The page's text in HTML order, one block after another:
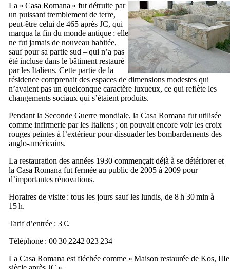
La « Casa Romana » fut détruite par
un puissant tremblement de terre,
peut-être celui de 465 après JC, qui
marqua la fin du monde antique ; elle
ne fut jamais de nouveau habitée,
sauf pour sa partie sud – qui n’a pas
été incluse dans le bâtiment restauré
par les Italiens. Cette partie de la
résidence comprenait des espaces de dimensions modestes qui
n’avaient pas un quelconque caractère luxueux, ce qui reflète les
changements sociaux qui s’étaient produits.
Pendant la Seconde Guerre mondiale, la Casa Romana fut utilisée
comme infirmerie par les Italiens ; on pouvait encore voir les croix
rouges peintes à l’extérieur pour dissuader les bombardements des
anglo-américains.
La restauration des années 1930 commençait déjà à se détériorer et
la Casa Romana fut fermée au public de 2005 à 2009 pour
d’importantes rénovations.
Horaires de visite : tous les jours sauf les lundis, de 8 h 30 min à
15 h.
Tarif d’entrée : 3 €.
Téléphone : 00 30 2242 023 234
La Casa Romana est fléchée comme « Maison restaurée de Kos, IIIe